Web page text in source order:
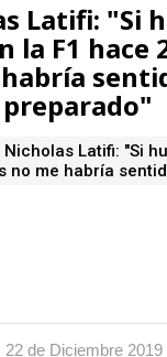
Latifi: "Si
la F1 hace
preparado"
Nicholas Latifi: "Si
no me habría
22 de Diciembre 2019